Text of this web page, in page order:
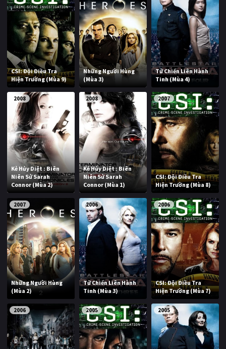
CSI: Đội Điều Tra
Hiện Trường (Mùa 9)
Những Người Hùng
(Mùa 3)
Tử Chiến Liên Hành
Tinh (Mùa 4)
2008
Kẻ Hủy Diệt : Biên
Niên Sử Sarah
Connor (Mùa 2)
2008
Kẻ Hủy Diệt : Biên
Niên Sử Sarah
Connor (Mùa 1)
2007
CSI: Đội Điều Tra
Hiện Trường (Mùa 8)
2007
Những Người Hùng
(Mùa 2)
2006
Tử Chiến Liên Hành
Tinh (Mùa 3)
2006
CSI: Đội Điều Tra
Hiện Trường (Mùa 7)
2006 2005 2005